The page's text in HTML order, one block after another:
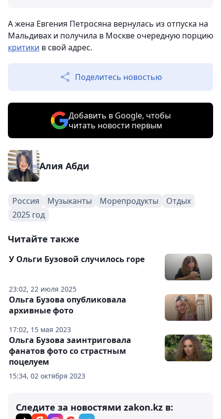
А жена Евгения Петросяна вернулась из отпуска на
Мальдивах и получила в Москве очередную порцию
критики в свой адрес.
Поделитесь новостью
Добавить в Google, чтобы
читать новости первым
Алия Абди
Россия Музыканты Морепродукты
Отдых
2025 год
Читайте также
23:02, 22 июля 2025
У Ольги Бузовой случилось горе
17:02, 15 мая 2023
Ольга Бузова опубликовала
архивные фото
15:34, 02 октября 2023
Ольга Бузова заинтриговала
фанатов фото со страстным
поцелуем
Следите за новостями zakon.kz в: